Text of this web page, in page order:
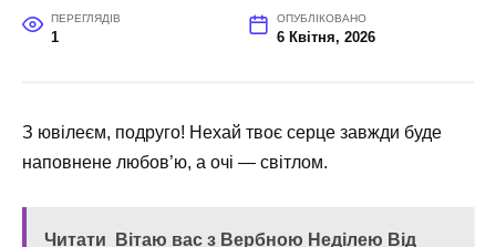
ПЕРЕГЛЯДІВ
1
ОПУБЛІКОВАНО
6 Квітня, 2026
З ювілеєм, подруго! Нехай твоє серце завжди буде
наповнене любов’ю, а очі — світлом.
Читати
Вітаю вас з Вербною Неділею Від